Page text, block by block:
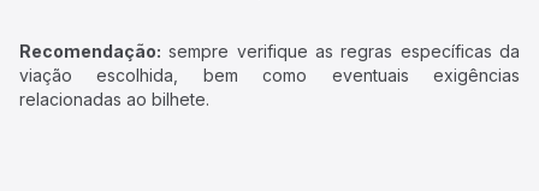
Recomendação: sempre verifique as regras específicas da
viação escolhida, bem como eventuais exigências
relacionadas ao bilhete.